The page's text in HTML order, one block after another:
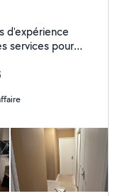
d'expérience
services pour
solo. Devis
satisfaction et
me contacter.